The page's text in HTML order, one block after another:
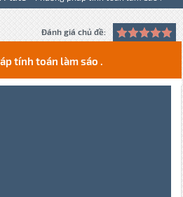
Đánh giá chủ đề:
tính toán làm sáo .